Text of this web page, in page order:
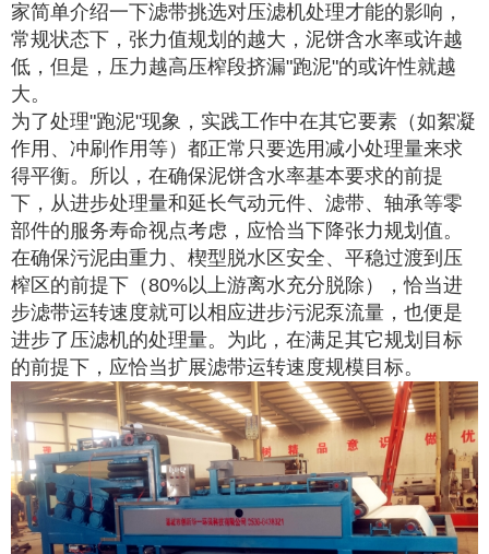
家简单介绍一下滤带挑选对压滤机处理才能的影响，
常规状态下，张力值规划的越大，泥饼含水率或许越
低，但是，压力越高压榨段挤漏"跑泥"的或许性就越
大。
为了处理"跑泥"现象，实践工作中在其它要素（如絮凝
作用、冲刷作用等）都正常只要选用减小处理量来求
得平衡。所以，在确保泥饼含水率基本要求的前提
下，从进步处理量和延长气动元件、滤带、轴承等零
部件的服务寿命视点考虑，应恰当下降张力规划值。
在确保污泥由重力、楔型脱水区安全、平稳过渡到压
榨区的前提下（80%以上游离水充分脱除），恰当进
步滤带运转速度就可以相应进步污泥泵流量，也便是
进步了压滤机的处理量。为此，在满足其它规划目标
的前提下，应恰当扩展滤带运转速度规模目标。